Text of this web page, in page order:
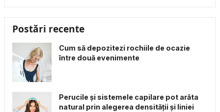
Postări recente
Cum să depozitezi rochiile de ocazie
între două evenimente
Perucile și sistemele capilare pot arăta
natural prin alegerea densității și liniei